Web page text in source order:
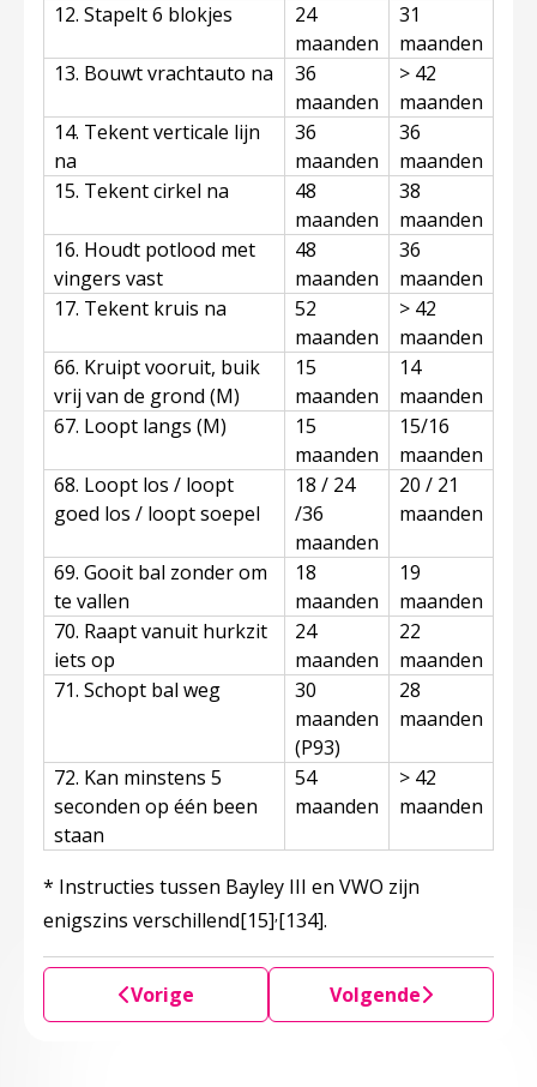
12. Stapelt 6 blokjes
24
maanden
31
maanden
13. Bouwt vrachtauto na
36
maanden
> 42
maanden
14. Tekent verticale lijn
na
36
maanden
36
maanden
15. Tekent cirkel na
48
maanden
38
maanden
16. Houdt potlood met
vingers vast
48
maanden
36
maanden
17. Tekent kruis na
52
maanden
> 42
maanden
66. Kruipt vooruit, buik
vrij van de grond (M)
15
maanden
14
maanden
67. Loopt langs (M)
15
maanden
15/16
maanden
68. Loopt los / loopt
goed los / loopt soepel
18 / 24
/36
maanden
20 / 21
maanden
69. Gooit bal zonder om
te vallen
18
maanden
19
maanden
70. Raapt vanuit hurkzit
iets op
24
maanden
22
maanden
71. Schopt bal weg
30
maanden
(P93)
28
maanden
72. Kan minstens 5
seconden op één been
staan
54
maanden
> 42
maanden
* Instructies tussen Bayley III en VWO zijn
enigszins verschillend[15],[134].
Vorige Volgende